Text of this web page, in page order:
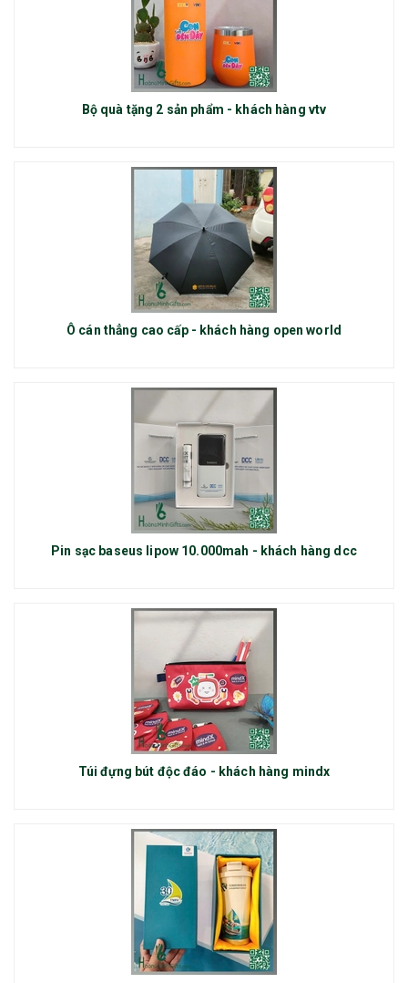
Bộ quà tặng 2 sản phẩm - khách hàng vtv
Ô cán thẳng cao cấp - khách hàng open world
Pin sạc baseus lipow 10.000mah - khách hàng dcc
Túi đựng bút độc đáo - khách hàng mindx